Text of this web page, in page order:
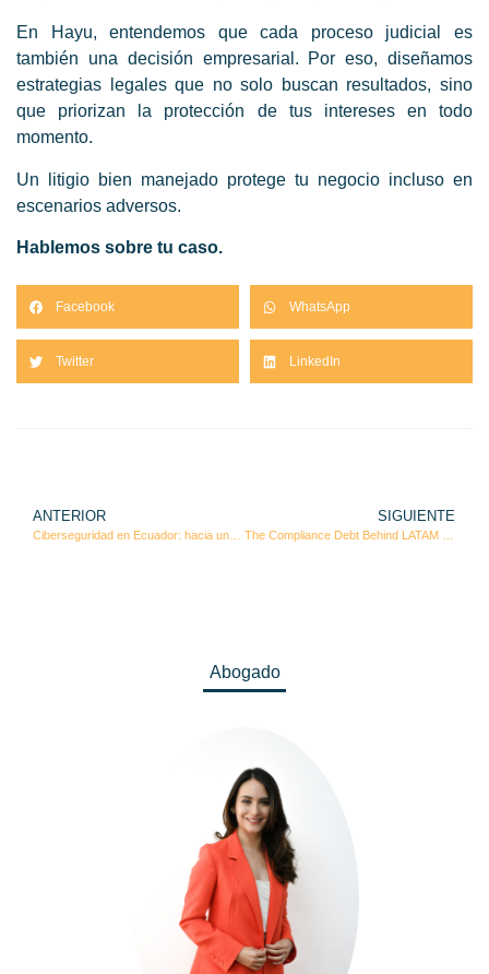
En Hayu, entendemos que cada proceso judicial es
también una decisión empresarial. Por eso, diseñamos
estrategias legales que no solo buscan resultados, sino
que priorizan la protección de tus intereses en todo
momento.
Un litigio bien manejado protege tu negocio incluso en
escenarios adversos.
Hablemos sobre tu caso.
Facebook WhatsApp
Twitter LinkedIn
ANTERIOR SIGUIENTE
Abogado